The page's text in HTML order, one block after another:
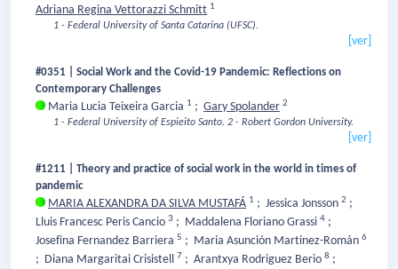
Adriana Regina Vettorazzi Schmitt 1
1 - Federal University of Santa Catarina (UFSC).
[ver]
#0351 | Social Work and the Covid-19 Pandemic: Reflections on
Contemporary Challenges
Maria Lucia Teixeira Garcia 1 ; Gary Spolander 2
1 - Federal University of Espieito Santo. 2 - Robert Gordon University.
[ver]
#1211 | Theory and practice of social work in the world in times of
pandemic
MARIA ALEXANDRA DA SILVA MUSTAFÁ 1 ; Jessica Jonsson 2 ;
Lluis Francesc Peris Cancio 3 ; Maddalena Floriano Grassi 4 ;
Josefina Fernandez Barriera 5 ; Maria Asunción Martinez-Román 6
; Diana Margaritai Crisistell 7 ; Arantxya Rodriguez Berio 8 ;